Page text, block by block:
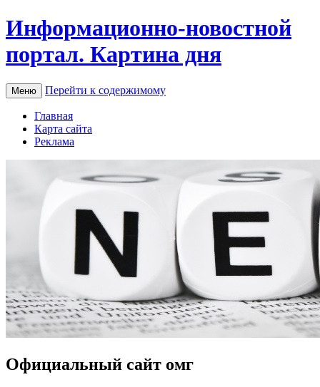
Информационно-новостной
портал. Картина дня
Меню Перейти к содержимому
Главная
Карта сайта
Реклама
Официальный сайт омг